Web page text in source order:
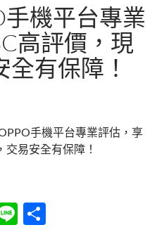
機平台專業
高評價，現
有保障！
手機平台專業評估，享
易安全有保障！
台專業評估｜青蘋果3C高評
Li